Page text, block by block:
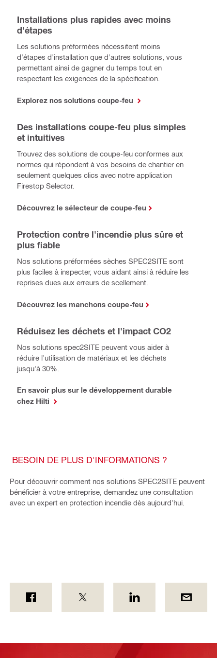
Installations plus rapides avec moins
d'étapes
Les solutions préformées nécessitent moins
d'étapes d'installation que d'autres solutions, vous
permettant ainsi de gagner du temps tout en
respectant les exigences de la spécification.
Explorez nos solutions coupe-feu
Des installations coupe-feu plus simples
et intuitives
Trouvez des solutions de coupe-feu conformes aux
normes qui répondent à vos besoins de chantier en
seulement quelques clics avec notre application
Firestop Selector.
Découvrez le sélecteur de coupe-feu
Protection contre l'incendie plus sûre et
plus fiable
Nos solutions préformées sèches SPEC2SITE sont
plus faciles à inspecter, vous aidant ainsi à réduire les
reprises dues aux erreurs de scellement.
Découvrez les manchons coupe-feu
Réduisez les déchets et l'impact CO2
Nos solutions spec2SITE peuvent vous aider à
réduire l'utilisation de matériaux et les déchets
jusqu'à 30%.
En savoir plus sur le développement durable
chez Hilti
BESOIN DE PLUS D'INFORMATIONS ?
Pour découvrir comment nos solutions SPEC2SITE peuvent
bénéficier à votre entreprise, demandez une consultation
avec un expert en protection incendie dès aujourd'hui.